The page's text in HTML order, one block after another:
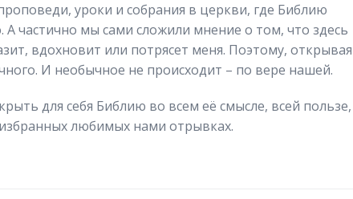
уроки и собрания в церкви, где Библию
А частично мы сами сложили мнение о том, что здесь
вдохновит или потрясет меня. Поэтому, открывая
И необычное не происходит – по вере нашей.
для себя Библию во всем её смысле, всей пользе,
любимых нами отрывках.